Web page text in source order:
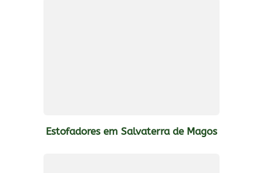
Estofadores em Salvaterra de Magos